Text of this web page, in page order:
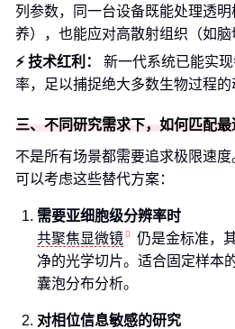
列参数，同一台设备既能处理透
养），也能应对高散射组织（如脑
⚡ 技术红利：
新一代系统已能实
率，足以捕捉绝大多数生物过程的
三、不同研究需求下，如何匹配最
不是所有场景都需要追求极限速度
可以考虑这些替代方案：
需要亚细胞级分辨率时
共聚焦显微镜
仍是金标准，
净的光学切片。适合固定样本
囊泡分布分析。
对相位信息敏感的研究